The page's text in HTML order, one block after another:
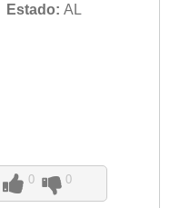
Estado: AL
0 0